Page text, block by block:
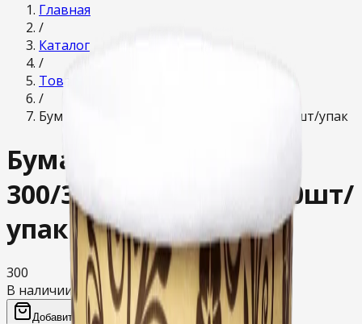
Главная
/
Каталог
/
Товары для дома
/
Бумажный стакан 300/350мл "УЗОРЫ" 50шт/упак
Бумажный стакан
300/350мл "УЗОРЫ" 50шт/
упак
300
В наличии
Добавить в корзину